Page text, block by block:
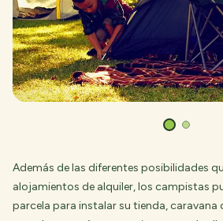
Además de las diferentes posibilidades
alojamientos de alquiler, los campistas
parcela para instalar su tienda, caravana